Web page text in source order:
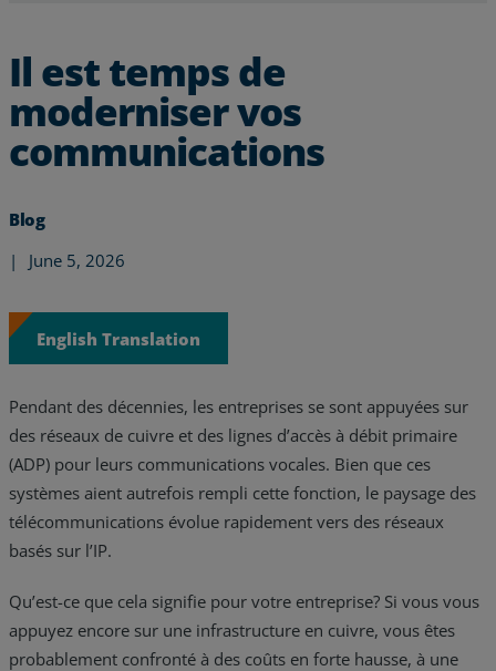
Services
Il est temps de
moderniser vos
communications
Blog
|
June 5, 2026
English Translation
Pendant des décennies, les entreprises se sont appuyées sur
des réseaux de cuivre et des lignes d’accès à débit primaire
(ADP) pour leurs communications vocales. Bien que ces
systèmes aient autrefois rempli cette fonction, le paysage des
télécommunications évolue rapidement vers des réseaux
basés sur l’IP.
Qu’est-ce que cela signifie pour votre entreprise? Si vous vous
appuyez encore sur une infrastructure en cuivre, vous êtes
probablement confronté à des coûts en forte hausse, à une